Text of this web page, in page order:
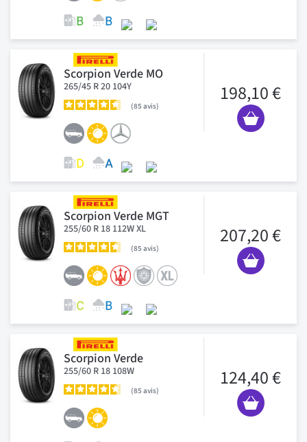
Scorpion Verde MO
265/45 R 20 104Y
85 avis
198,10 €
Scorpion Verde MGT
255/60 R 18 112W XL
85 avis
207,20 €
Scorpion Verde
255/60 R 18 108W
85 avis
124,40 €